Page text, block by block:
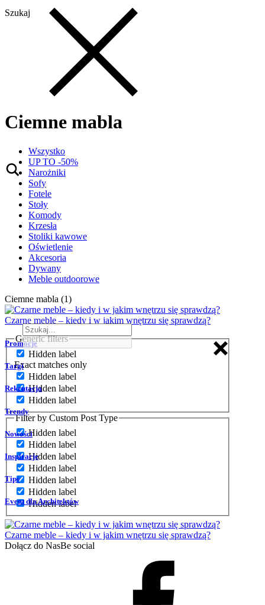
Szukaj
Generic filters
Hidden label
Exact matches only
Hidden label
Hidden label
Hidden label
Filter by Custom Post Type
Hidden label
Hidden label
Hidden label
Hidden label
Hidden label
Hidden label
Hidden label
Ciemne mabla
Wszystko
UP TO -50%
Narożniki
Sofy
Fotele
Stoły
Komody
Krzesła
Stoliki kawowe
Oświetlenie
Akcesoria
Dywany
Meble outdoorowe
Ciemne mabla (1)
Czarne meble – kiedy i w jakim wnętrzu się sprawdzą?
Promocje
Targi
Rekrutacja
Trendy
Nowości
Inspiracje
Tips
Event dla Architektów
Czarne meble – kiedy i w jakim wnętrzu się sprawdzą?
Dołącz do NasBe social